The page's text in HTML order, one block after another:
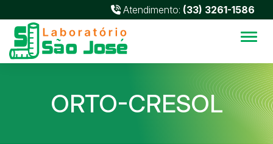
Atendimento: (33) 3261-1586
ORTO-CRESOL